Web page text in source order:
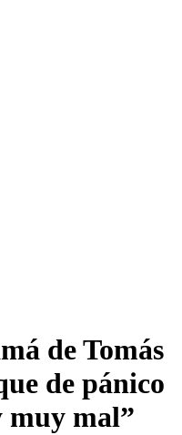
de Tomás
de pánico
muy mal”